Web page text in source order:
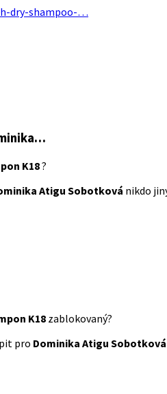
dry-shampoo-…
K18?
Atigu Sobotková nikdo
K18 zablokovaný?
pro Dominika Atigu Sobotková